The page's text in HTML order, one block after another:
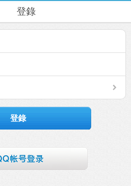
登錄
登錄